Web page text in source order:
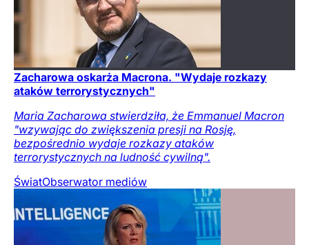
Zacharowa oskarża Macrona. "Wydaje rozkazy
ataków terrorystycznych"
Maria Zacharowa stwierdziła, że Emmanuel Macron
"wzywając do zwiększenia presji na Rosję,
bezpośrednio wydaje rozkazy ataków
terrorystycznych na ludność cywilną".
ŚwiatObserwator mediów